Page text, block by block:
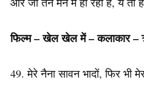
फिल्म – खेल खेल में –कलाकार–
49. मेरे नैना सावन भादों, फिर भी